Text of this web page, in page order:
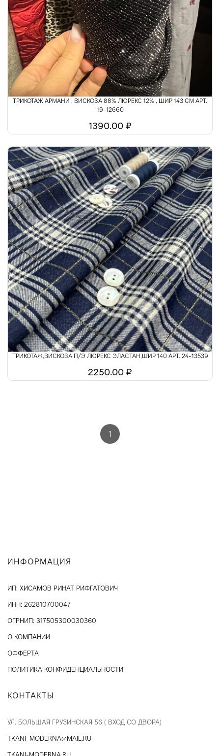
ТРИКОТАЖ АРМАНИ , ВИСКОЗА 88% ЛЮРЕКС 12% , ШИР 143 СМ АРТ.
19-12660
1390.00 ₽
ТРИКОТАЖ,ВИСКОЗА П/Э ЛЮРЕКС ЭЛАСТАН,ШИР 140 АРТ. 24-13539
2250.00 ₽
1
ИНФОРМАЦИЯ
ИП: ХИСАМОВ РИНАТ РИФГАТОВИЧ
ИНН: 262810700047
ОГРНИП: 317505300030360
О КОМПАНИИ
ОФФЕРТА
ПОЛИТИКА КОНФИДЕНЦИАЛЬНОСТИ
КОНТАКТЫ
УЛ. БОЛЬШАЯ ГРУЗИНСКАЯ 56 ( ВХОД СО ДВОРА)
TKANI_MODERNA@MAIL.RU